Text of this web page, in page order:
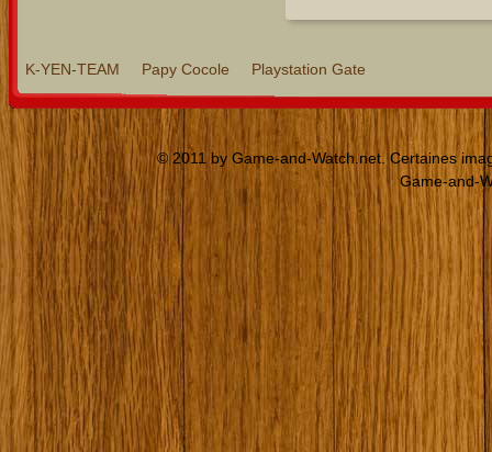
K-YEN-TEAM Papy Cocole Playstation Gate
© 2011 by Game-and-Watch.net. Certaines
Game-and-